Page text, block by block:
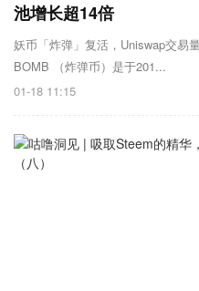
池增长超14倍
妖币「炸弹」复活，Uniswap交易
BOMB （炸弹币）是于201...
01-18 11:15